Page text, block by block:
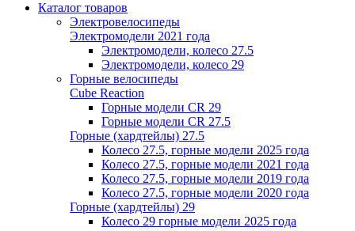
Каталог товаров
Электровелосипеды
Электромодели 2021 года
Электромодели, колесо 27.5
Электромодели, колесо 29
Горные велосипеды
Cube Reaction
Горные модели CR 29
Горные модели CR 27.5
Горные (хардтейлы) 27.5
Колесо 27.5, горные модели 2025 года
Колесо 27.5, горные модели 2021 года
Колесо 27.5, горные модели 2019 года
Колесо 27.5, горные модели 2020 года
Горные (хардтейлы) 29
Колесо 29 горные модели 2025 года